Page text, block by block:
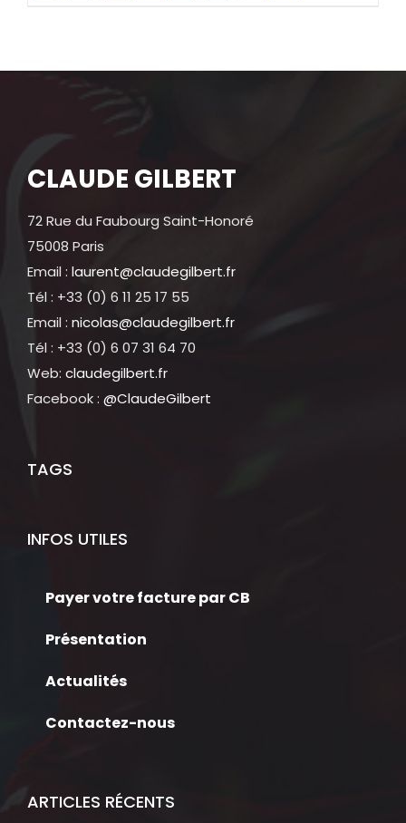
CLAUDE GILBERT
72 Rue du Faubourg Saint-Honoré
75008 Paris
Email : laurent@claudegilbert.fr
Tél : +33 (0) 6 11 25 17 55
Email : nicolas@claudegilbert.fr
Tél : +33 (0) 6 07 31 64 70
Web: claudegilbert.fr
Facebook : @ClaudeGilbert
TAGS
INFOS UTILES
Payer votre facture par CB
Présentation
Actualités
Contactez-nous
ARTICLES RÉCENTS